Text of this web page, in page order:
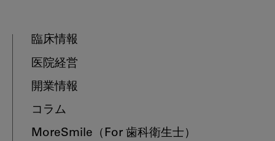
臨床情報
医院経営
開業情報
コラム
MoreSmile （For 歯科衛生士）